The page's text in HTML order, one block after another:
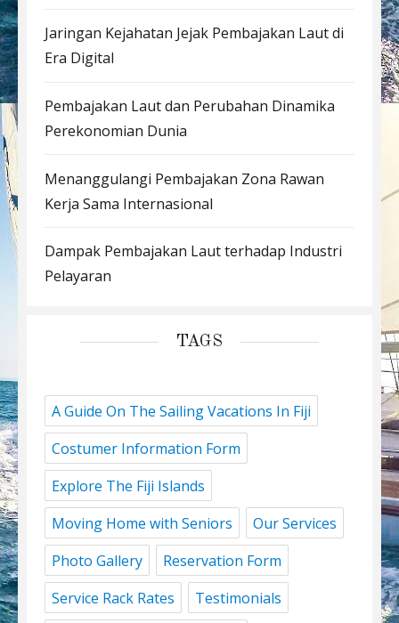
Jaringan Kejahatan Jejak Pembajakan Laut di
Era Digital
Pembajakan Laut dan Perubahan Dinamika
Perekonomian Dunia
Menanggulangi Pembajakan Zona Rawan
Kerja Sama Internasional
Dampak Pembajakan Laut terhadap Industri
Pelayaran
TAGS
A Guide On The Sailing Vacations In Fiji
Costumer Information Form
Explore The Fiji Islands
Moving Home with Seniors
Our Services
Photo Gallery
Reservation Form
Service Rack Rates
Testimonials